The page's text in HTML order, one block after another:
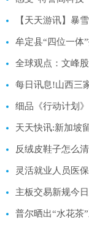
牟定县“四位一体
每日讯息!山西三
细品《行动计划
反绒皮鞋子怎么
灵活就业人员医
主板交易新规今
普尔晒出“水花茶